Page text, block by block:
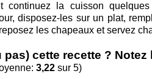
continuez la cuisson quelques
disposez-les sur un plat,
les chapeaux et servez
cette recette ? Notez
3,22 sur 5)